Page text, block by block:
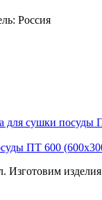
Россия
ПТ 600
Изготовим